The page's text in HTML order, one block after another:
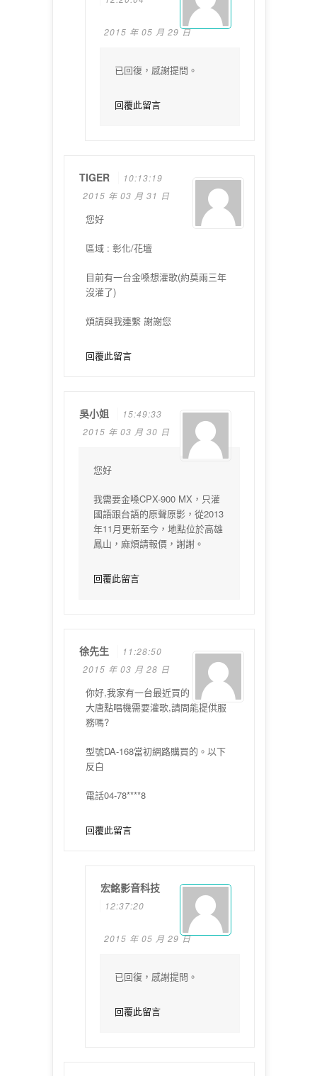
2015 年 05 月 29 日
已回復，感謝提問。
回覆此留言
TIGER
10:13:19
2015 年 03 月 31 日
您好
區域 : 彰化/花壇
目前有一台金嗓想灌歌(約莫兩三年
沒灌了)
煩請與我連繫 謝謝您
回覆此留言
吳小姐
15:49:33
2015 年 03 月 30 日
您好
我需要金嗓CPX-900 MX，只灌
國語跟台語的原聲原影，從2013
年11月更新至今，地點位於高雄
鳳山，麻煩請報價，謝謝。
回覆此留言
徐先生
11:28:50
2015 年 03 月 28 日
你好,我家有一台最近買的
大唐點唱機需要灌歌,請問能提供服
務嗎?
型號DA-168當初網路購買的。以下
反白
電話04-78****8
回覆此留言
宏銘影音科技
12:37:20
2015 年 05 月 29 日
已回復，感謝提問。
回覆此留言